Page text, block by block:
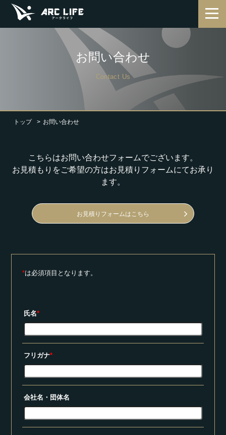
トップ お問い合わせ
お問い合わせ
Contact Us
こちらはお問い合わせフォームでございます。
お見積もりをご希望の方はお見積りフォームにてお承り
ます。
お見積りフォームはこちら
*は必須項目となります。
氏名*
フリガナ*
会社名・団体名